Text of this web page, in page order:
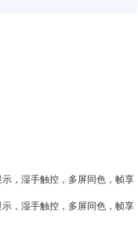
，湿手触控，多屏同色，帧享
，湿手触控，多屏同色，帧享